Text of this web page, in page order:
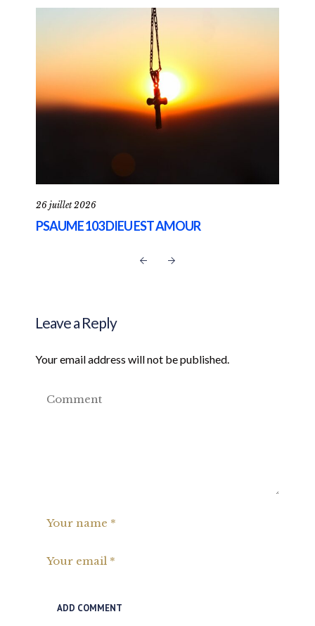
26 juillet 2026
PSAUME 103 DIEU EST AMOUR
Leave a Reply
Your email address will not be published.